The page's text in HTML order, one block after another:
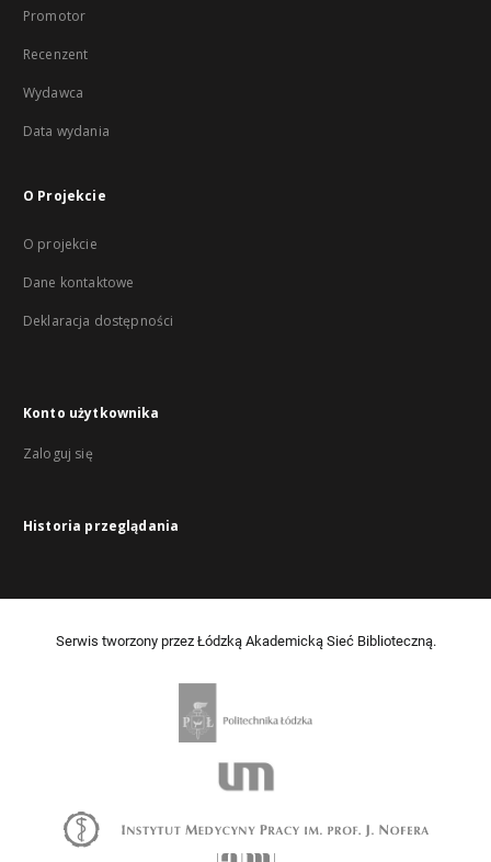
Promotor
Recenzent
Wydawca
Data wydania
O Projekcie
O projekcie
Dane kontaktowe
Deklaracja dostępności
Konto użytkownika
Zaloguj się
Historia przeglądania
Serwis tworzony przez Łódzką Akademicką Sieć Biblioteczną.